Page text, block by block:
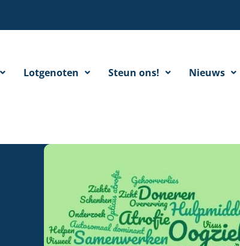
Lotgenoten Steun ons! Nieuws